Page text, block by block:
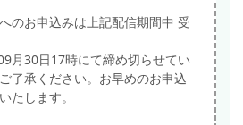
のお申込みは上記配信期間中 受
月30日17時にて締め切らせてい
了承ください。お早めのお申込
たします。